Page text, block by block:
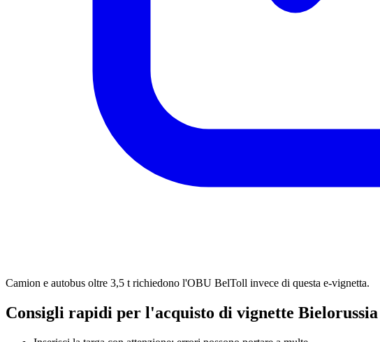
Camion e autobus oltre 3,5 t richiedono l'OBU BelToll invece di questa e‑vignetta.
Consigli rapidi per l'acquisto di vignette Bielorussia